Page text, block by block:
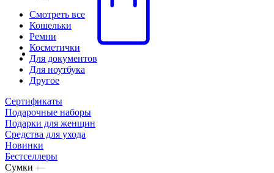
Смотреть все
Кошельки
Ремни
Косметички
Для документов
Для ноутбука
Другое
Сертификаты
Подарочные наборы
Подарки для женщин
Средства для ухода
Новинки
Бестселлеры
Сумки